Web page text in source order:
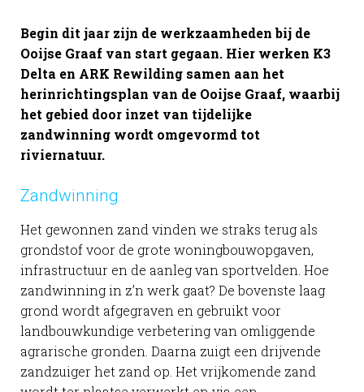
Begin dit jaar zijn de werkzaamheden bij de
Ooijse Graaf van start gegaan. Hier werken K3
Delta en ARK Rewilding samen aan het
herinrichtingsplan van de Ooijse Graaf, waarbij
het gebied door inzet van tijdelijke
zandwinning wordt omgevormd tot
riviernatuur.
Zandwinning
Het gewonnen zand vinden we straks terug als
grondstof voor de grote woningbouwopgaven,
infrastructuur en de aanleg van sportvelden. Hoe
zandwinning in z’n werk gaat? De bovenste laag
grond wordt afgegraven en gebruikt voor
landbouwkundige verbetering van omliggende
agrarische gronden. Daarna zuigt een drijvende
zandzuiger het zand op. Het vrijkomende zand